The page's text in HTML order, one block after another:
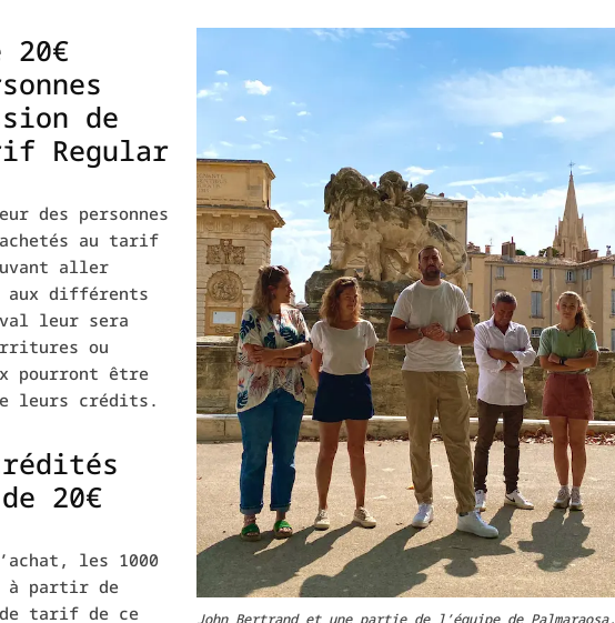
20€
de
Regular
des personnes
au tarif
aller
aux différents
leur sera
ou
pourront être
leurs crédits.
20€
les 1000
à partir de
de tarif de ce